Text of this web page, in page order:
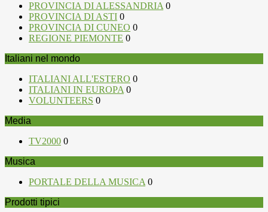
PROVINCIA DI ALESSANDRIA 0
PROVINCIA DI ASTI 0
PROVINCIA DI CUNEO 0
REGIONE PIEMONTE 0
Italiani nel mondo
ITALIANI ALL'ESTERO 0
ITALIANI IN EUROPA 0
VOLUNTEERS 0
Media
TV2000 0
Musica
PORTALE DELLA MUSICA 0
Prodotti tipici